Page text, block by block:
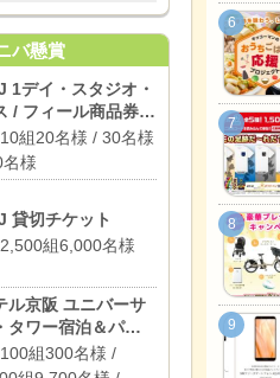
バ懸賞
1デイ・スタジオ・
/ フィール商品券
円分 / Coke ON
ンクチケット
10組20名様 / 30名様
様
貸切チケット
2,500組6,000名様
ル京阪 ユニバーサ
タワー宿泊＆パー
切イベント / パーク
イベント招待 / 1万
100組300名様 /